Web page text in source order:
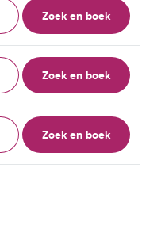
Zoek en boek
Zoek en boek
Zoek en boek